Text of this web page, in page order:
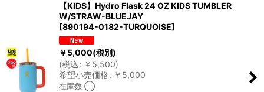
【KIDS】Hydro Flask 24 OZ KIDS TUMBLER
W/STRAW-BLUEJAY
[890194-0182-TURQUOISE]
￥5,000(税別)
(税込: ￥ 5,500)
希望小売価格: ￥ 5,000
在庫数 ◯